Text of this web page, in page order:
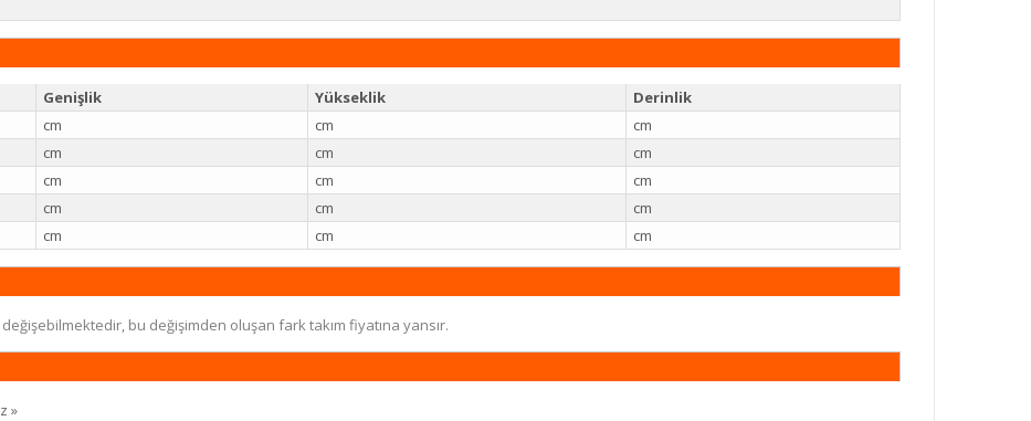
Genişlik Yükseklik
Derinlik
cm cm
cm
cm cm
cm
cm
cm
cm
cm
cm
cm
cm
cm cm
bu değişimden oluşan fark takım fiyatına yansır.
»